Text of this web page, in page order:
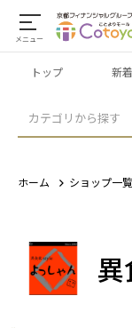
メニュー
カテゴリから探す
トップ 新着
ホーム ショップ一覧